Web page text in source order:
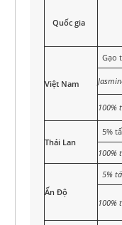
Quốc gia
Việt Nam
Gạo
100%
Thái Lan
5%
100%
Ấn Độ
5%
100%